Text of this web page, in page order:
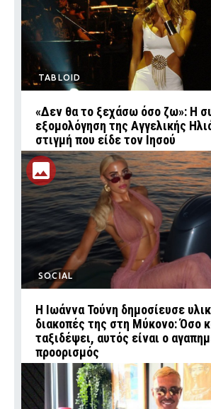
TABLOID
«Δεν θα το ξεχάσω όσο ζω»: Η
εξομολόγηση της Αγγελικής
στιγμή που είδε τον Ιησού
SOCIAL
Η Ιωάννα Τούνη δημοσίευσε
διακοπές της στη Μύκονο: Όσο
ταξιδέψει, αυτός είναι ο
προορισμός